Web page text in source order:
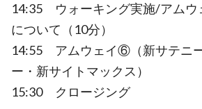
14:35 ウォーキング実施/アム
について（10分）
14:55 アムウェイ⑥（新サテニ
ー・新サイトマックス）
15:30 クロージング